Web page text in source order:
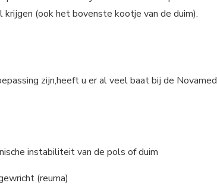
(ook het bovenste kootje van de duim).
zijn,heeft u er al veel baat bij de Novamed
instabiliteit van de pols of duim
(reuma)